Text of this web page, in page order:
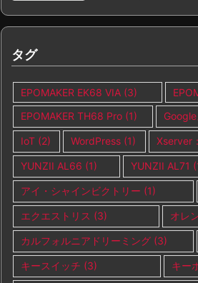
タグ
EPOMAKER EK68 VIA (3)
EPOMAKER TH68 Pro (1)
IoT (2) WordPress (1) Xserver
YUNZII AL66 (1) YUNZII AL71
アイ・シャインビクトリー (1)
エクエストリス (3) オレ
カルフォルニアドリーミング (3)
キースイッチ (3) キー